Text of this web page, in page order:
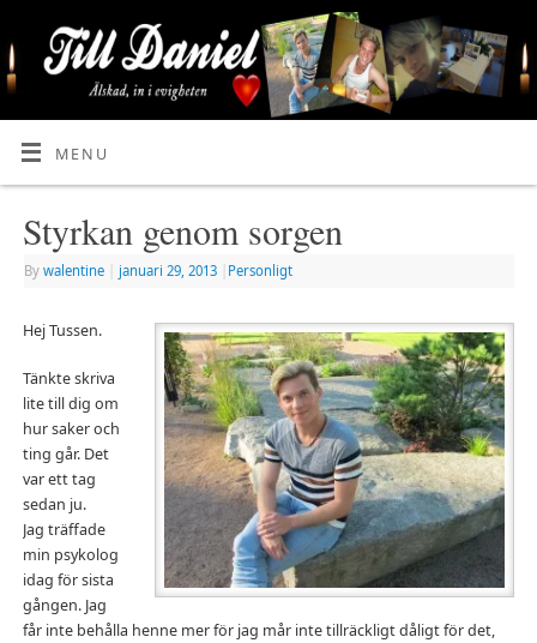
MENU
Styrkan genom sorgen
By walentine januari 29, 2013 Personligt
Hej Tussen.
Tänkte skriva
lite till dig om
hur saker och
ting går. Det
var ett tag
sedan ju.
Jag träffade
min psykolog
idag för sista
gången. Jag
får inte behålla henne mer för jag mår inte tillräckligt dåligt för det,